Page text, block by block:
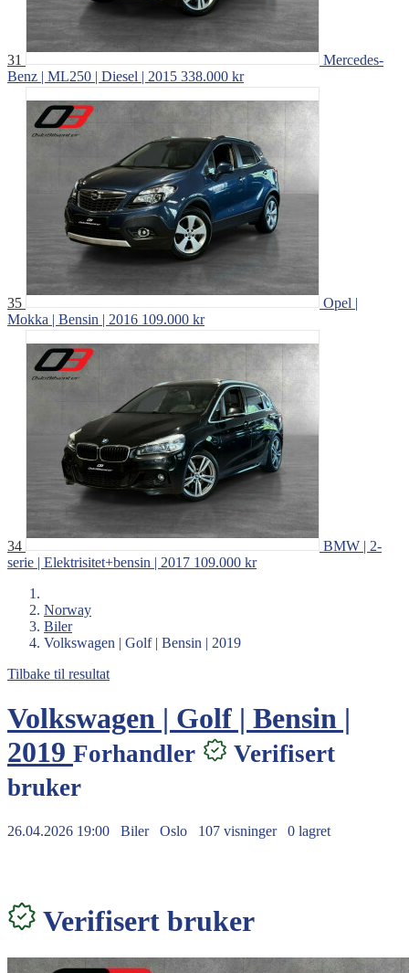
31
Mercedes-
Benz | ML250 | Diesel | 2015 338.000 kr
35
Opel |
Mokka | Bensin | 2016 109.000 kr
34
BMW | 2-
serie | Elektrisitet+bensin | 2017 109.000 kr
Norway
Biler
Volkswagen | Golf | Bensin | 2019
Tilbake til resultat
Volkswagen | Golf | Bensin |
2019 Forhandler
Verifisert
bruker
26.04.2026 19:00 Biler Oslo 107 visninger 0 lagret
Verifisert bruker